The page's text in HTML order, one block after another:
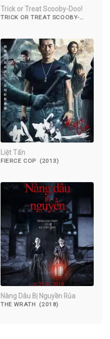
Trick or Treat Scooby-Doo!
TRICK OR TREAT SCOOBY-
Liệt Tấn
FIERCE COP (2013)
Nàng Dâu Bị Nguyền Rủa
THE WRATH (2018)